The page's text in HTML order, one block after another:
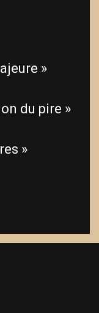
»
du pire »
»